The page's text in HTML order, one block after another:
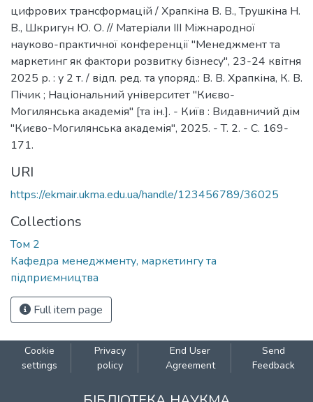
цифрових трансформацій / Храпкіна В. В., Трушкіна Н.
В., Шкригун Ю. О. // Матеріали ІІІ Міжнародної
науково-практичної конференції "Менеджмент та
маркетинг як фактори розвитку бізнесу", 23-24 квітня
2025 р. : у 2 т. / відп. ред. та упоряд.: В. В. Храпкіна, К. В.
Пічик ; Національний університет "Києво-
Могилянська академія" [та ін.]. - Київ : Видавничий дім
"Києво-Могилянська академія", 2025. - T. 2. - C. 169-
171.
URI
https://ekmair.ukma.edu.ua/handle/123456789/36025
Collections
Том 2
Кафедра менеджменту, маркетингу та
підприємництва
Full item page
Cookie
settings
Privacy
policy
End User
Agreement
Send
Feedback